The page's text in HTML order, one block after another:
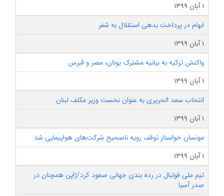
۱ آبان ۱۳۹۹
ابهام در پرداخت بدهی استقلال به شفر
۱ آبان ۱۳۹۹
واکنش ترکیه به بیانیه مشترک یونان، مصر و قبرس
۱ آبان ۱۳۹۹
انتخاب سعد الحریری به عنوان نخست وزیر مکلف لبنان
۱ آبان ۱۳۹۹
مونسان خواستار توقف رویه ناصحیح شرکت‌های هواپیمایی شد
۱ آبان ۱۳۹۹
تیم ملی فوتبال در رده بندی جهانی صعود کرد/ژاپن همچنان در
صدر آسیا